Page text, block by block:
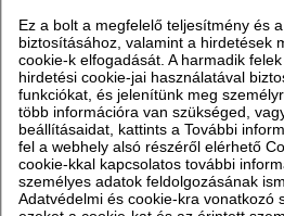
KAPCSOLÓDÓ
52
Ez a bolt a megfelelő teljesítmény és
biztosításához, valamint a hirdetések
cookie-k elfogadását. A harmadik
hirdetési cookie-jai használatával
funkciókat, és jelenítünk meg
több információra van szükséged,
beállításaidat, kattints a További
fel a webhely alsó részéről elérhető
cookie-kkal kapcsolatos további
személyes adatok feldolgozásának
Adatvédelmi és cookie-kra vonatkozó